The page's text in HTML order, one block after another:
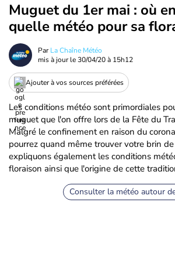
Muguet du 1er mai : où
quelle météo pour sa
ParLa Chaîne Météo
mis à jour le30/04/20 à 15h12
Ajouter à vos sources préférées
Les conditions météo sont primordiales
muguet que l'on offre lors de la Fête du
Malgré le confinement en raison du
pourrez quand même trouver votre brin
expliquons également les conditions
floraison ainsi que l'origine de cette
Consulter la météo autour